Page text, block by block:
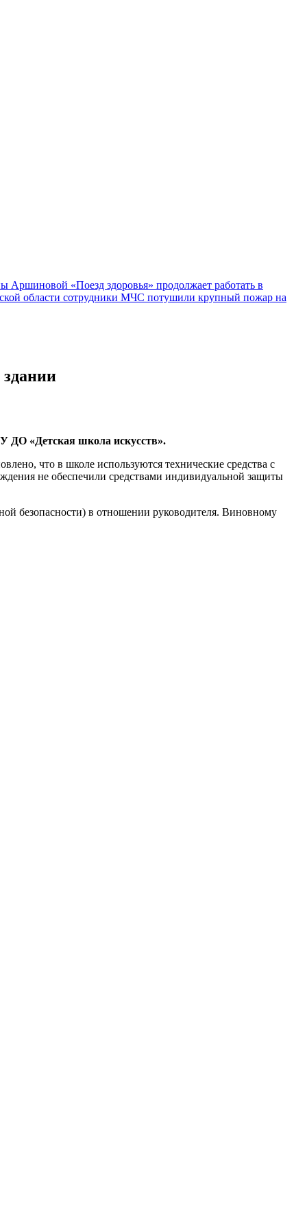
Аршиновой «Поезд здоровья» продолжает работать в
области сотрудники МЧС потушили крупный пожар на
ДО «Детская школа искусств».
что в школе используются технические средства с
не обеспечили средствами индивидуальной защиты
безопасности) в отношении руководителя. Виновному